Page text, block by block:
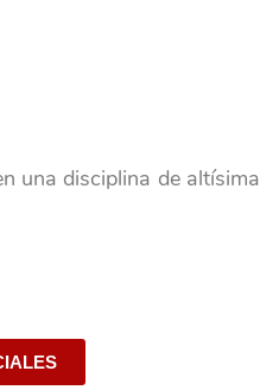
una disciplina de altísima